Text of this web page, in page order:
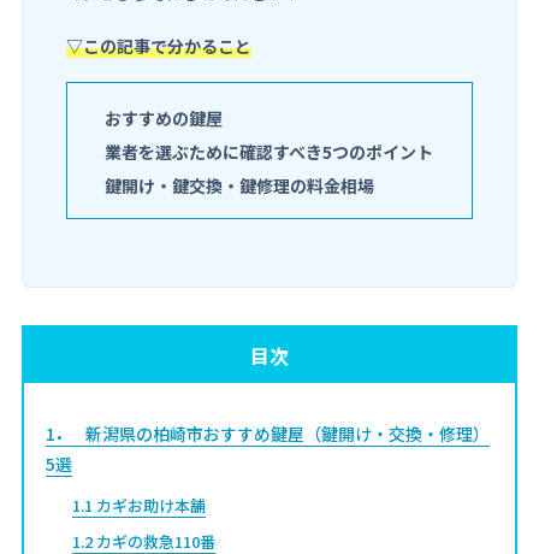
▽この記事で分かること
おすすめの鍵屋
業者を選ぶために確認すべき5つのポイント
鍵開け・鍵交換・鍵修理の料金相場
目次
1
新潟県の柏崎市おすすめ鍵屋（鍵開け・交換・修理）
5選
1.1 カギお助け本舗
1.2カギの救急110番